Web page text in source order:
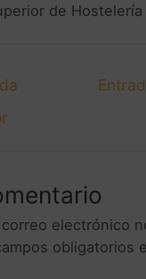
de Hostelería
electrónico
obligatorios